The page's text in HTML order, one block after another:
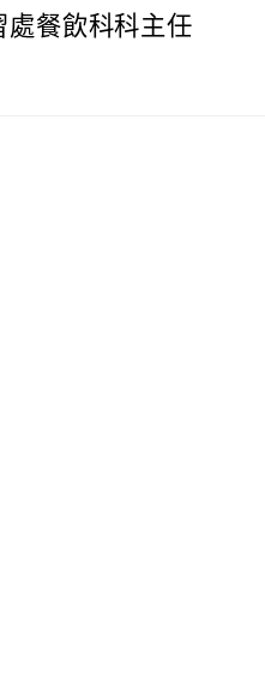
餐飲科科主任